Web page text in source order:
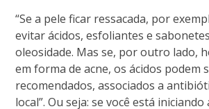
“Se a pele ficar ressacada, por
evitar ácidos, esfoliantes e
oleosidade. Mas se, por outro lado,
em forma de acne, os ácidos podem
recomendados, associados a
local”. Ou seja: se você está